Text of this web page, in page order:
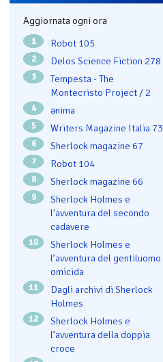
Aggiornata ogni ora
1 Robot 105
2 Delos Science Fiction 278
3
Tempesta - The
Montecristo Project / 2
4 ənima
5 Writers Magazine Italia 73
6 Sherlock magazine 67
7 Robot 104
8 Sherlock magazine 66
9
Sherlock Holmes e
l'avventura del secondo
cadavere
10
Sherlock Holmes e
l’avventura del gentiluomo
omicida
11
Dagli archivi di Sherlock
Holmes
12
Sherlock Holmes e
l’avventura della doppia
croce